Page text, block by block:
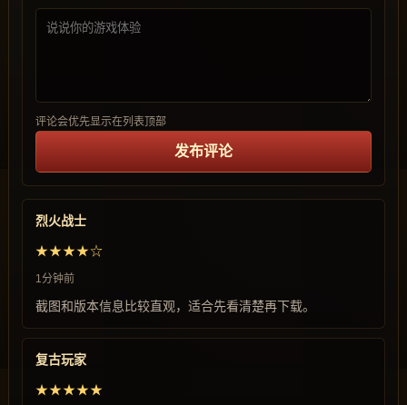
评论会优先显示在列表顶部
发布评论
烈火战士
★★★★☆
1分钟前
截图和版本信息比较直观，适合先看清楚再下载。
复古玩家
★★★★★